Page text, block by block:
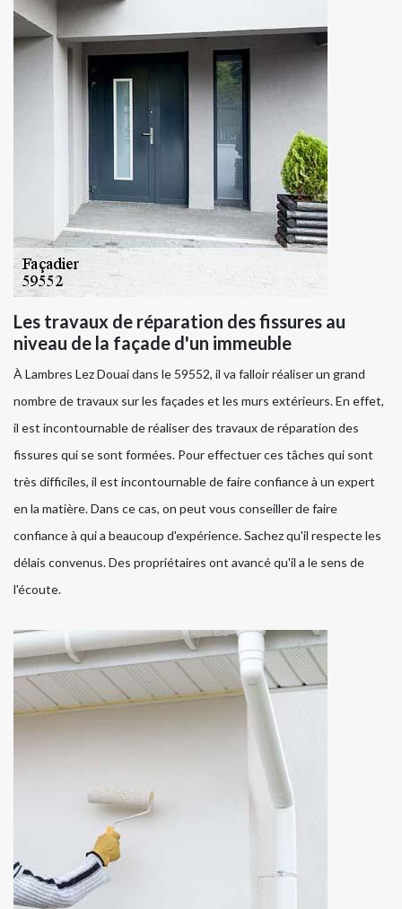
Les travaux de réparation des fissures au
niveau de la façade d'un immeuble
À Lambres Lez Douai dans le 59552, il va falloir réaliser un grand
nombre de travaux sur les façades et les murs extérieurs. En effet,
il est incontournable de réaliser des travaux de réparation des
fissures qui se sont formées. Pour effectuer ces tâches qui sont
très difficiles, il est incontournable de faire confiance à un expert
en la matière. Dans ce cas, on peut vous conseiller de faire
confiance à qui a beaucoup d'expérience. Sachez qu'il respecte les
délais convenus. Des propriétaires ont avancé qu'il a le sens de
l'écoute.